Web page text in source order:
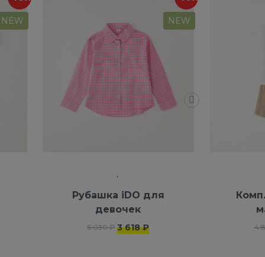
NEW NEW
Рубашка iDO для
девочек
6 030 ₽ 3 618 ₽ 4